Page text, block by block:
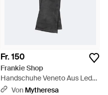
Fr. 150
Frankie Shop
Handschuhe Veneto Aus Leder
- Schwarz
Von Mytheresa